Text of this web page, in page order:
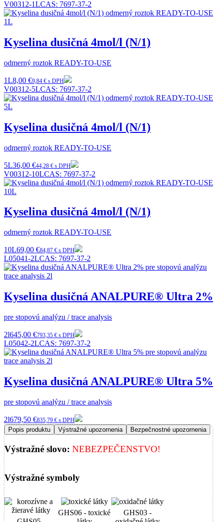
V00312-1LCAS: 7697-37-2
Kyselina dusičná 4mol/l (N/1)
odmerný roztok READY-TO-USE
1L8,00 €9,84 € s DPH
V00312-5LCAS: 7697-37-2
Kyselina dusičná 4mol/l (N/1)
odmerný roztok READY-TO-USE
5L36,00 €44,28 € s DPH
V00312-10LCAS: 7697-37-2
Kyselina dusičná 4mol/l (N/1)
odmerný roztok READY-TO-USE
10L69,00 €84,87 € s DPH
L05041-2LCAS: 7697-37-2
Kyselina dusičná ANALPURE® Ultra 2%
pre stopovú analýzu / trace analysis
2l645,00 €793,35 € s DPH
L05042-2LCAS: 7697-37-2
Kyselina dusičná ANALPURE® Ultra 5%
pre stopovú analýzu / trace analysis
2l679,50 €835,79 € s DPH
Popis produktu Výstražné upozornenia Bezpečnostné upozornenia
Výstražné slovo: NEBEZPEČENSTVO!
Výstražné symboly
GHS06 - toxické
GHS03 -